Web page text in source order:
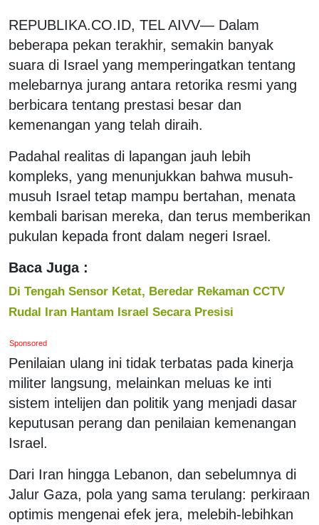
REPUBLIKA.CO.ID, TEL AIVV— Dalam
beberapa pekan terakhir, semakin banyak
suara di Israel yang memperingatkan tentang
melebarnya jurang antara retorika resmi yang
berbicara tentang prestasi besar dan
kemenangan yang telah diraih.
Padahal realitas di lapangan jauh lebih
kompleks, yang menunjukkan bahwa musuh-
musuh Israel tetap mampu bertahan, menata
kembali barisan mereka, dan terus memberikan
pukulan kepada front dalam negeri Israel.
Baca Juga :
Di Tengah Sensor Ketat, Beredar Rekaman CCTV
Rudal Iran Hantam Israel Secara Presisi
Sponsored
Penilaian ulang ini tidak terbatas pada kinerja
militer langsung, melainkan meluas ke inti
sistem intelijen dan politik yang menjadi dasar
keputusan perang dan penilaian kemenangan
Israel.
Dari Iran hingga Lebanon, dan sebelumnya di
Jalur Gaza, pola yang sama terulang: perkiraan
optimis mengenai efek jera, melebih-lebihkan